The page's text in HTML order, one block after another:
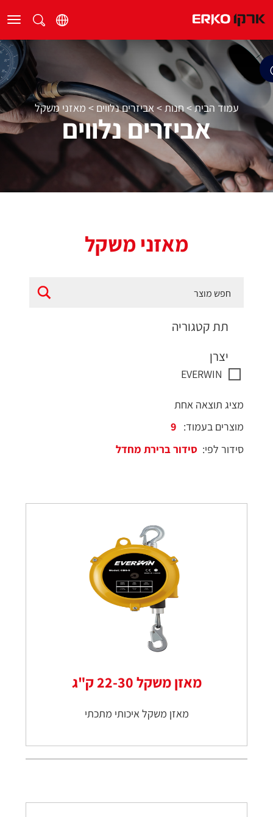
עמוד הבית>חנות>אביזרים נלווים > מאזני משקל
אביזרים נלווים
מאזני משקל
מציג תוצאה אחת
מוצרים בעמוד:
סידור לפי:
מאזן משקל 22-30 ק"ג
מאזן משקל איכותי מתכתי
תת קטגוריה
יצרן
EVERWIN